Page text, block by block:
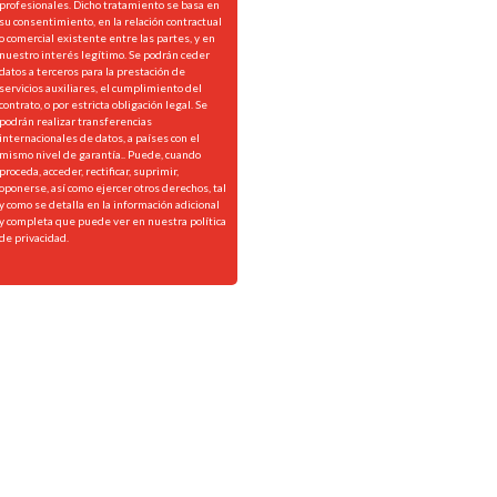
profesionales. Dicho tratamiento se basa en
su consentimiento, en la relación contractual
o comercial existente entre las partes, y en
nuestro interés legítimo. Se podrán ceder
datos a terceros para la prestación de
servicios auxiliares, el cumplimiento del
contrato, o por estricta obligación legal. Se
podrán realizar transferencias
internacionales de datos, a países con el
mismo nivel de garantía.. Puede, cuando
proceda, acceder, rectificar, suprimir,
oponerse, así como ejercer otros derechos, tal
y como se detalla en la información adicional
y completa que puede ver en nuestra política
de privacidad.